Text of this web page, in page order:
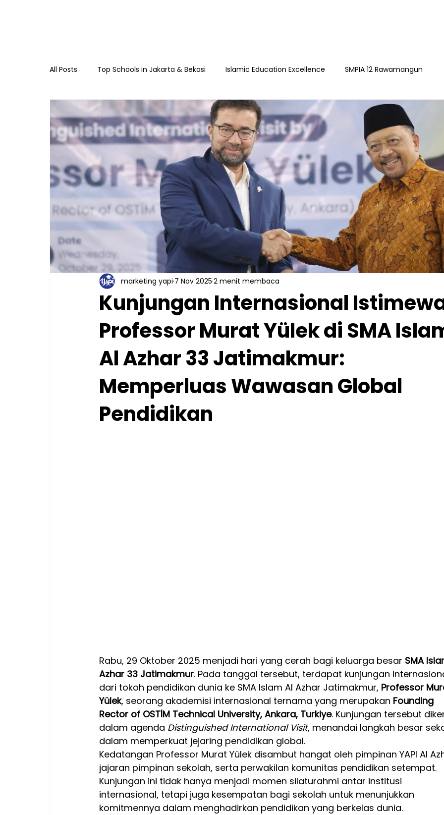
All Posts Top Schools in Jakarta & Bekasi Islamic Education Excellence SMPIA 12 Rawamangun
TKIA 13 Rawamangun SDIA 13 Rawamangun YAPI Playgroup Sakinah SMPIA 55
Raudhatul Athfal Sakinah SMAIA 33 Jatimakmur
Kunjungan Internasional
Professor Murat Yülek di SMA
Al Azhar 33 Jatimakmur:
Memperluas Wawasan Global
Pendidikan
marketing yapi 7 Nov 2025 2 menit membaca
Rabu, 29 Oktober 2025 menjadi hari yang cerah bagi keluarga besar SMA
Azhar 33 Jatimakmur. Pada tanggal tersebut, terdapat kunjungan
dari tokoh pendidikan dunia ke SMA Islam Al Azhar Jatimakmur, Professor
Yülek, seorang akademisi internasional ternama yang merupakan Founding
Rector of OSTİM Technical University, Ankara, Turkiye. Kunjungan tersebut
dalam agenda Distinguished International Visit, menandai langkah besar
dalam memperkuat jejaring pendidikan global.
Kedatangan Professor Murat Yülek disambut hangat oleh pimpinan YAPI Al
jajaran pimpinan sekolah, serta perwakilan komunitas pendidikan setempat.
Kunjungan ini tidak hanya menjadi momen silaturahmi antar institusi
internasional, tetapi juga kesempatan bagi sekolah untuk menunjukkan
komitmennya dalam menghadirkan pendidikan yang berkelas dunia.